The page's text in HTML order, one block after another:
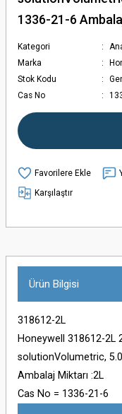
1336-21-6
Kategori
Marka
Stok Kodu
Cas No
Karşılaştır
Ürün Bilgisi
318612-2L
Honeywell 318612-2L
solutionVolumetric,
Ambalaj Miktarı :2L
Cas No = 1336-21-6